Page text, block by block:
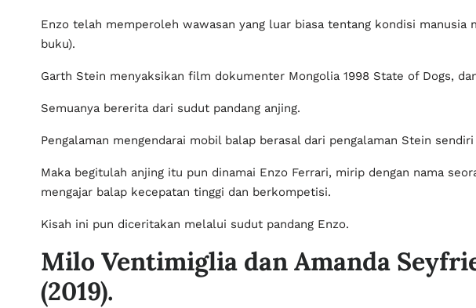
Enzo telah memperoleh wawasan yang luar biasa tentang kondisi
buku).
Garth Stein menyaksikan film dokumenter Mongolia 1998 State of Dogs,
Semuanya bererita dari sudut pandang anjing.
Pengalaman mengendarai mobil balap berasal dari pengalaman Stein
Maka begitulah anjing itu pun dinamai Enzo Ferrari, mirip dengan nama
mengajar balap kecepatan tinggi dan berkompetisi.
Kisah ini pun diceritakan melalui sudut pandang Enzo.
Milo Ventimiglia dan Amanda
(2019).